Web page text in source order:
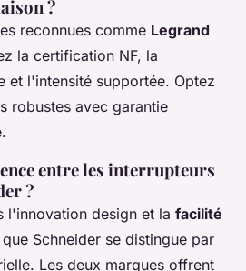
?
reconnues comme Legrand
la certification NF, la
et l'intensité supportée. Optez
robustes avec garantie
entre les interrupteurs
?
l'innovation design et la facilité
Schneider se distingue par
Les deux marques offrent